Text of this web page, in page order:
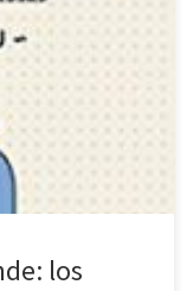
para hablar y
199 recetas
misma editorial
esconde
conjunto ingente […]
los